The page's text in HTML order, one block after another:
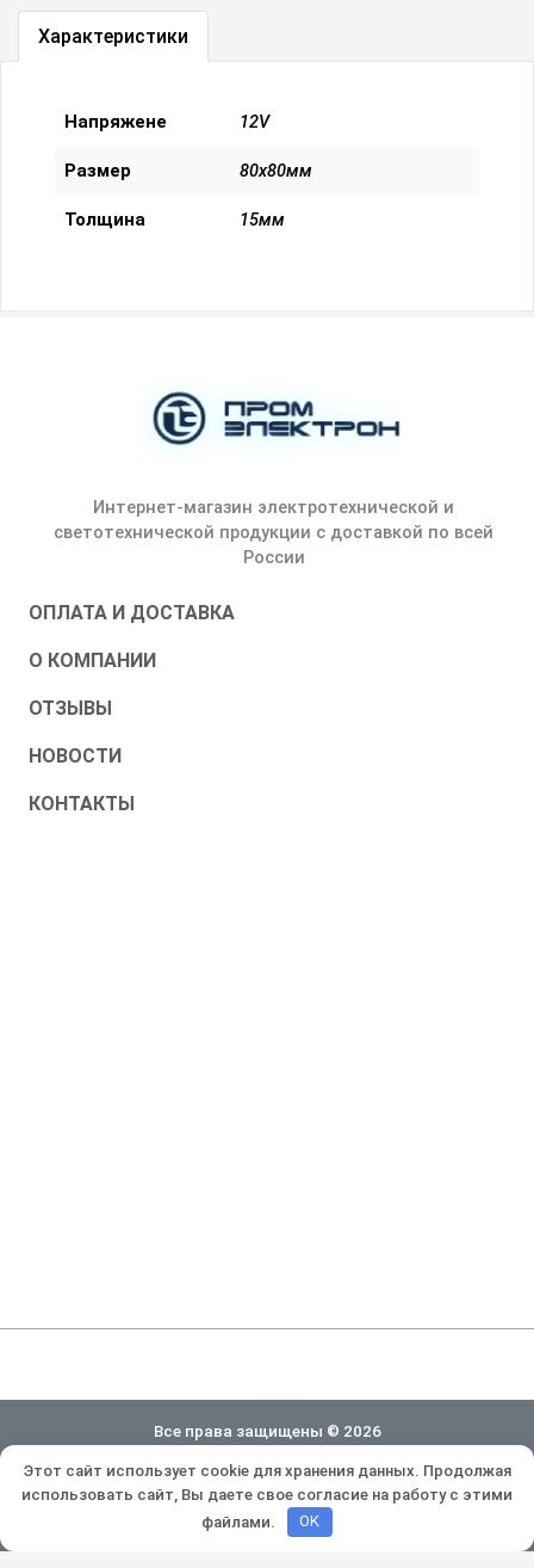
Характеристики
Напряжене 12V
Размер 80х80мм
Толщина 15мм
Интернет-магазин электротехнической и
светотехнической продукции с доставкой по всей
России
ОПЛАТА И ДОСТАВКА
О КОМПАНИИ
ОТЗЫВЫ
НОВОСТИ
КОНТАКТЫ
Все права защищены © 2026
Политика конфиденциальности
Разработка и продвижение:
Этот сайт использует cookie для хранения данных. Продолжая
использовать сайт, Вы даете свое согласие на работу с этими
файлами.
OK